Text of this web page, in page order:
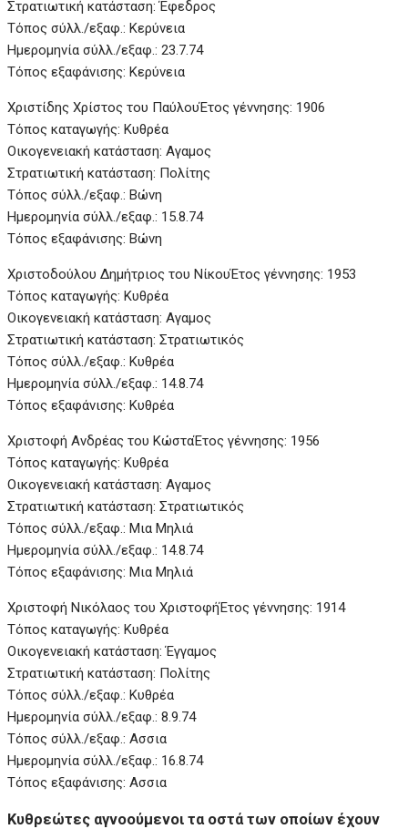
Στρατιωτική κατάσταση: Έφεδρος
Τόπος σύλλ./εξαφ.: Κερύνεια
Ημερομηνία σύλλ./εξαφ.: 23.7.74
Τόπος εξαφάνισης: Κερύνεια
Χριστίδης Χρίστος του ΠαύλουΈτος γέννησης: 1906
Τόπος καταγωγής: Κυθρέα
Οικογενειακή κατάσταση: Αγαμος
Στρατιωτική κατάσταση: Πολίτης
Τόπος σύλλ./εξαφ.: Βώνη
Ημερομηνία σύλλ./εξαφ.: 15.8.74
Τόπος εξαφάνισης: Βώνη
Χριστοδούλου Δημήτριος του ΝίκουΈτος γέννησης: 1953
Τόπος καταγωγής: Κυθρέα
Οικογενειακή κατάσταση: Αγαμος
Στρατιωτική κατάσταση: Στρατιωτικός
Τόπος σύλλ./εξαφ.: Κυθρέα
Ημερομηνία σύλλ./εξαφ.: 14.8.74
Τόπος εξαφάνισης: Κυθρέα
Χριστοφή Ανδρέας του ΚώσταΈτος γέννησης: 1956
Τόπος καταγωγής: Κυθρέα
Οικογενειακή κατάσταση: Αγαμος
Στρατιωτική κατάσταση: Στρατιωτικός
Τόπος σύλλ./εξαφ.: Μια Μηλιά
Ημερομηνία σύλλ./εξαφ.: 14.8.74
Τόπος εξαφάνισης: Μια Μηλιά
Χριστοφή Νικόλαoς του ΧριστοφήΈτος γέννησης: 1914
Τόπος καταγωγής: Κυθρέα
Οικογενειακή κατάσταση: Έγγαμος
Στρατιωτική κατάσταση: Πολίτης
Τόπος σύλλ./εξαφ.: Κυθρέα
Ημερομηνία σύλλ./εξαφ.: 8.9.74
Τόπος σύλλ./εξαφ.: Ασσια
Ημερομηνία σύλλ./εξαφ.: 16.8.74
Τόπος εξαφάνισης: Ασσια
Κυθρεώτες αγνοούμενοι τα οστά των οποίων έχουν